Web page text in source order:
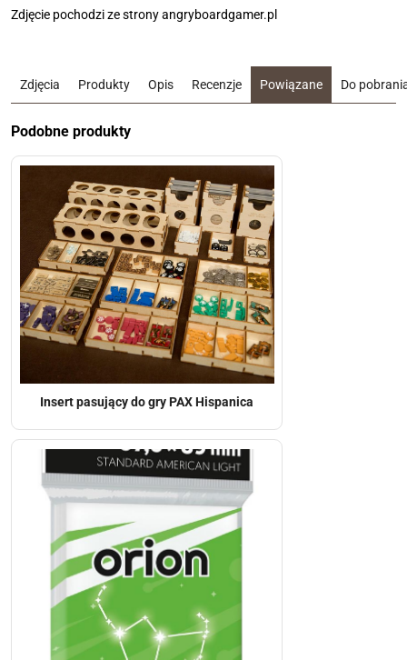
Zdjęcie pochodzi ze strony angryboardgamer.pl
Zdjęcia Produkty Opis Recenzje Powiązane Do
Podobne produkty
Insert pasujący do gry PAX Hispanica